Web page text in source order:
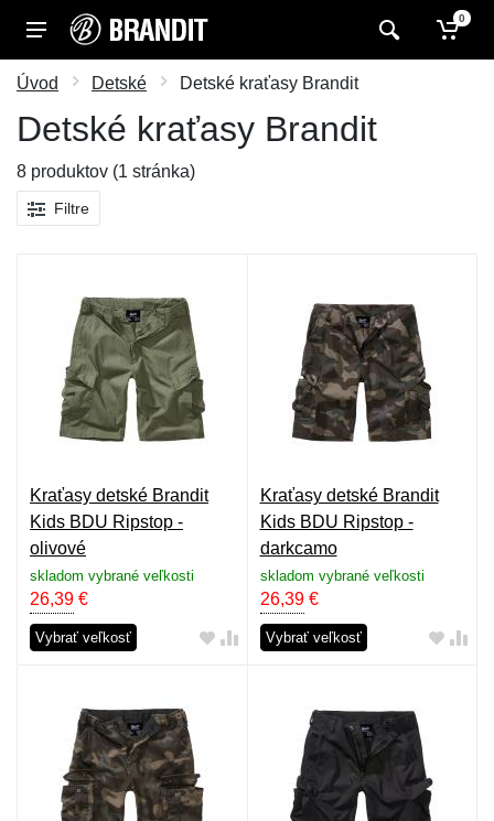
0
Úvod Detské Detské kraťasy Brandit
Detské kraťasy Brandit
8 produktov (1 stránka)
Filtre
Kraťasy detské Brandit
Kids BDU Ripstop -
olivové
skladom vybrané veľkosti
26,39 €
Vybrať veľkosť
Kraťasy detské Brandit
Kids BDU Ripstop -
darkcamo
skladom vybrané veľkosti
26,39€
Vybrať veľkosť